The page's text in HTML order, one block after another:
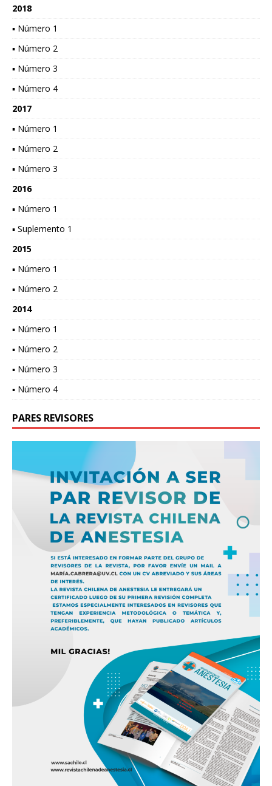
2018
▪ Número 1
▪ Número 2
▪ Número 3
▪ Número 4
2017
▪ Número 1
▪ Número 2
▪ Número 3
2016
▪ Número 1
▪ Suplemento 1
2015
▪ Número 1
▪ Número 2
2014
▪ Número 1
▪ Número 2
▪ Número 3
▪ Número 4
PARES REVISORES